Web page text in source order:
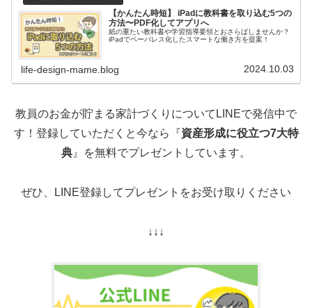
【かんたん時短】 iPadに教科書を取り込む5つの
方法〜PDF化してアプリへ
紙の重たい教科書や学習指導要領とおさらばしませんか？
iPadでペーパレス化したスマートな働き方を提案！
life-design-mame.blog 2024.10.03
教員のお金が貯まる家計づくりについてLINEで発信中で
す！登録していただくと今なら『資産形成に役立つ7大特
典 』を無料でプレゼントしています。
ぜひ、LINE登録してプレゼントをお受け取りください
↓↓↓